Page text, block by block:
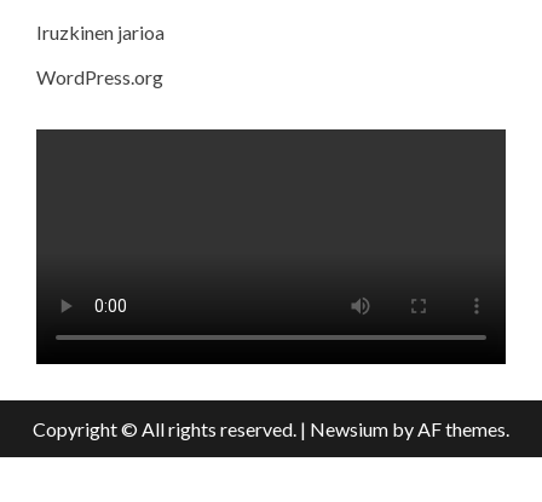
Iruzkinen jarioa
WordPress.org
Copyright © All rights reserved. | Newsium by AF themes.